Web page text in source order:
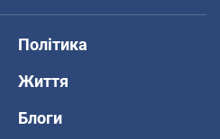
Політика
Життя
Блоги